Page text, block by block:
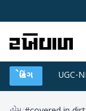
બ્રેકિંગ
પ્લાન UGC-NET